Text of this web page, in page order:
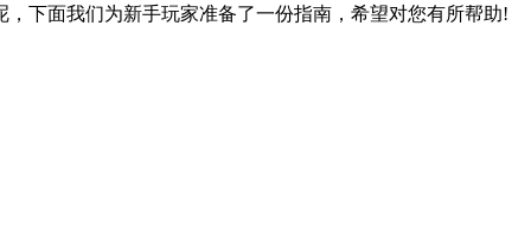
下面我们为新手玩家准备了一份指南，希望对您有所帮助!